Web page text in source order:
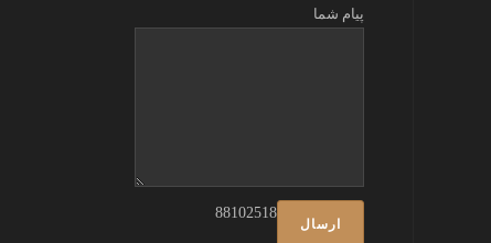
پیام شما
88102518